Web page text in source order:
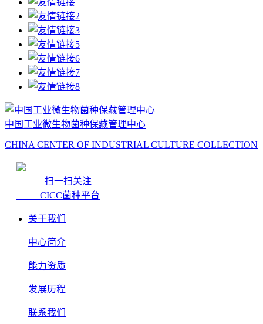
中国工业微生物菌种保藏管理中心
CHINA CENTER OF INDUSTRIAL CULTURE COLLECTION
扫一扫关注
CICC菌种平台
关于我们
中心简介
能力资质
发展历程
联系我们